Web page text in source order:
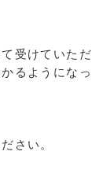
受けていただ
るようになっ
さい。